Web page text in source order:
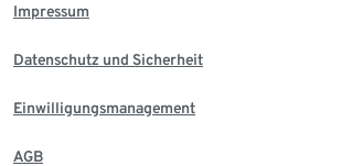
Impressum
Datenschutz und Sicherheit
Einwilligungsmanagement
AGB